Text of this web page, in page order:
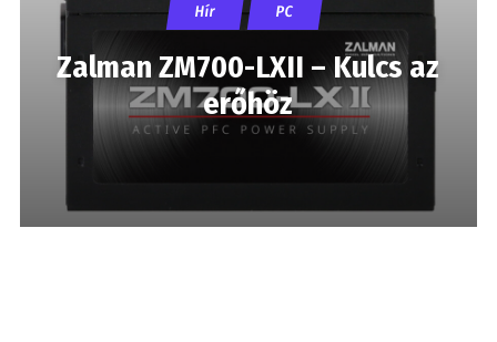
Hír PC
Zalman ZM700-LXII – Kulcs az
erőhöz